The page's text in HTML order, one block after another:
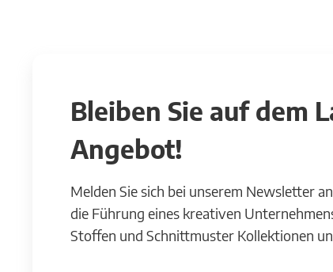
Bleiben Sie auf dem
Angebot!
Melden Sie sich bei unserem Newsletter
die Führung eines kreativen
Stoffen und Schnittmuster Kollektionen